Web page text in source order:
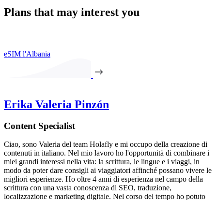
Plans that may interest you
eSIM l'Albania
Erika Valeria Pinzón
Content Specialist
Ciao, sono Valeria del team Holafly e mi occupo della creazione di
contenuti in italiano. Nel mio lavoro ho l'opportunità di combinare i
miei grandi interessi nella vita: la scrittura, le lingue e i viaggi, in
modo da poter dare consigli ai viaggiatori affinché possano vivere le
migliori esperienze. Ho oltre 4 anni di esperienza nel campo della
scrittura con una vasta conoscenza di SEO, traduzione,
localizzazione e marketing digitale. Nel corso del tempo ho potuto